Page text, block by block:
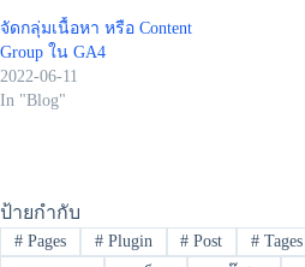
จัดกลุ่มเนื้อหา หรือ Content
Group ใน GA4
2022-06-11
In "Blog"
ป้ายกำกับ
#Pages #Plugin # Post # Tages